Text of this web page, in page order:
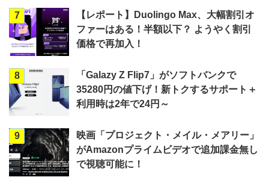
7
【レポート】Duolingo Max、大幅割引オ
ファーはある！半額以下？ ようやく割引
価格で再加入！
8
「Galazy Z Flip7」がソフトバンクで
35280円の値下げ！新トクするサポート＋
利用時は2年で24円～
9
映画「プロジェクト・メイル・メアリー」
がAmazonプライムビデオで追加課金無し
で視聴可能に！